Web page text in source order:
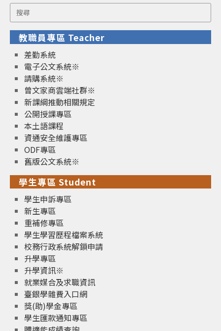
Search
for:
教職員專區 Teacher
差勤系統
電子公文系統※
請購系統※
曾文家商雲端社群※
新課綱推動相關規定
公開授課專區
本土語課程
資通安全維護專區
ODF專區
舊版公文系統※
學生專區 Student
學生申訴專區
新生專區
重補修專區
學生學習歷程檔案系統
校務行政系統解鎖申請
升學專區
升學資訊※
就業媒合及求職資訊
臺銀學雜費入口網
獎(助)學金專區
學生匯款通知專區